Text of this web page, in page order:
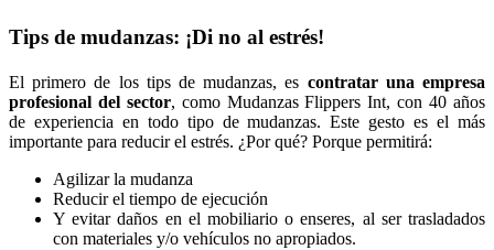
Tips de mudanzas: ¡Di no al estrés!
El primero de los tips de mudanzas, es contratar una empresa
profesional del sector, como Mudanzas Flippers Int, con 40 años
de experiencia en todo tipo de mudanzas. Este gesto es el más
importante para reducir el estrés. ¿Por qué? Porque permitirá:
Agilizar la mudanza
Reducir el tiempo de ejecución
Y evitar daños en el mobiliario o enseres, al ser trasladados
con materiales y/o vehículos no apropiados.